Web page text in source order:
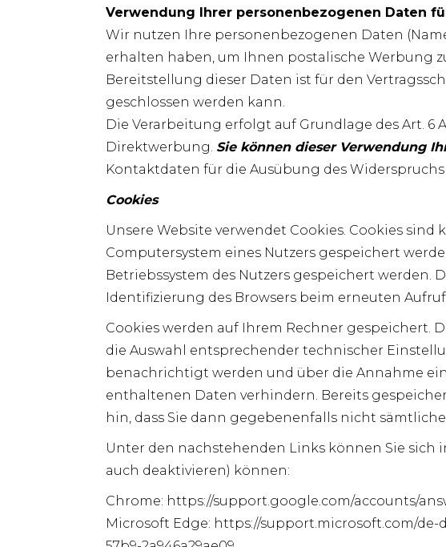
Verwendung Ihrer personenbezogenen Daten
Wir nutzen Ihre personenbezogenen Daten
erhalten haben, um Ihnen postalische Werbung
Bereitstellung dieser Daten ist für den
geschlossen werden kann.
Die Verarbeitung erfolgt auf Grundlage des Art. 6
Direktwerbung. Sie können dieser Verwendung
Kontaktdaten für die Ausübung des
Cookies
Unsere Website verwendet Cookies. Cookies
Computersystem eines Nutzers gespeichert
Betriebssystem des Nutzers gespeichert
Identifizierung des Browsers beim erneuten
Cookies werden auf Ihrem Rechner gespeichert.
die Auswahl entsprechender technischer
benachrichtigt werden und über die Annahme
enthaltenen Daten verhindern. Bereits
hin, dass Sie dann gegebenenfalls nicht
Unter den nachstehenden Links können Sie sich
auch deaktivieren) können:
Chrome: https://support.google.com/accounts/
Microsoft Edge: https://support.microsoft.com/de-